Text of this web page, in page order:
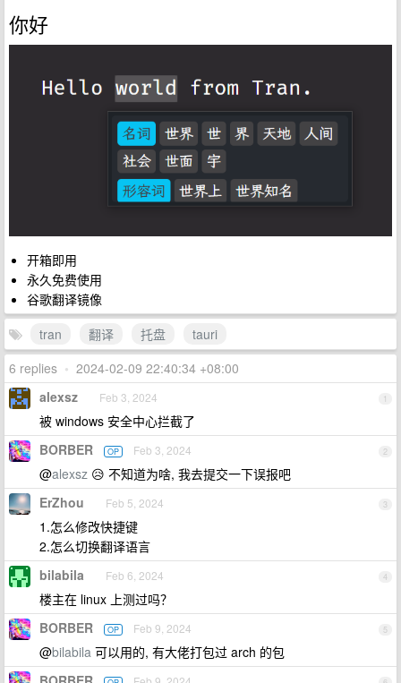
你好
开箱即用
永久免费使用
谷歌翻译镜像
tran
翻译 托盘
tauri
6 replies • 2024-02-09 22:40:34 +08:00
1
alexsz Feb 3, 2024
被 windows 安全中心拦截了
2
BORBER OP Feb 3, 2024
@alexsz 😥 不知道为啥, 我去提交一下误报吧
3
ErZhou Feb 5, 2024
1.怎么修改快捷键
2.怎么切换翻译语言
4
bilabila Feb 6, 2024
楼主在 linux 上测过吗？
5
BORBER OP Feb 9, 2024
@bilabila 可以用的, 有大佬打包过 arch 的包